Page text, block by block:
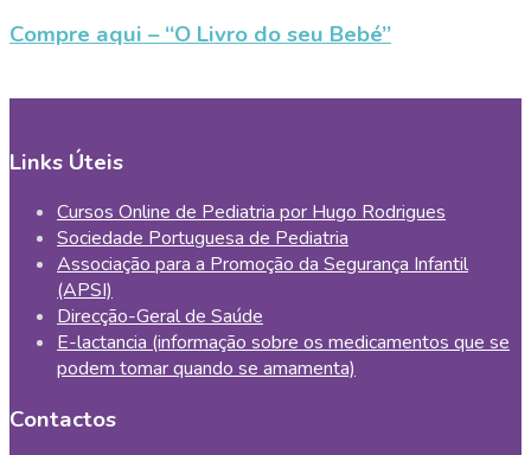
Compre aqui – “O Livro do seu Bebé”
Links Úteis
Cursos Online de Pediatria por Hugo Rodrigues
Sociedade Portuguesa de Pediatria
Associação para a Promoção da Segurança Infantil
(APSI)
Direcção-Geral de Saúde
E-lactancia (informação sobre os medicamentos que se
podem tomar quando se amamenta)
Contactos